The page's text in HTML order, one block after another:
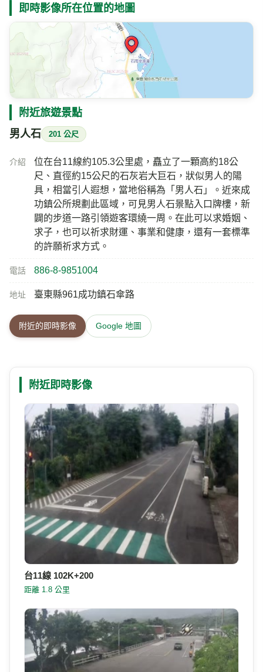
即時影像所在位置的地圖
附近旅遊景點
男人石 201 公尺
介紹
位在台11線約105.3公里處，矗立了一顆高約18公
尺、直徑約15公尺的石灰岩大巨石，狀似男人的陽
具，相當引人遐想，當地俗稱為「男人石」。近來成
功鎮公所規劃此區域，可見男人石景點入口牌樓，新
闢的步道一路引領遊客環繞一周。在此可以求婚姻、
求子，也可以祈求財運、事業和健康，還有一套標準
的許願祈求方式。
電話 886-8-9851004
地址 臺東縣961成功鎮石傘路
附近的即時影像 Google 地圖
附近即時影像
台11線 102K+200
距離 1.8 公里